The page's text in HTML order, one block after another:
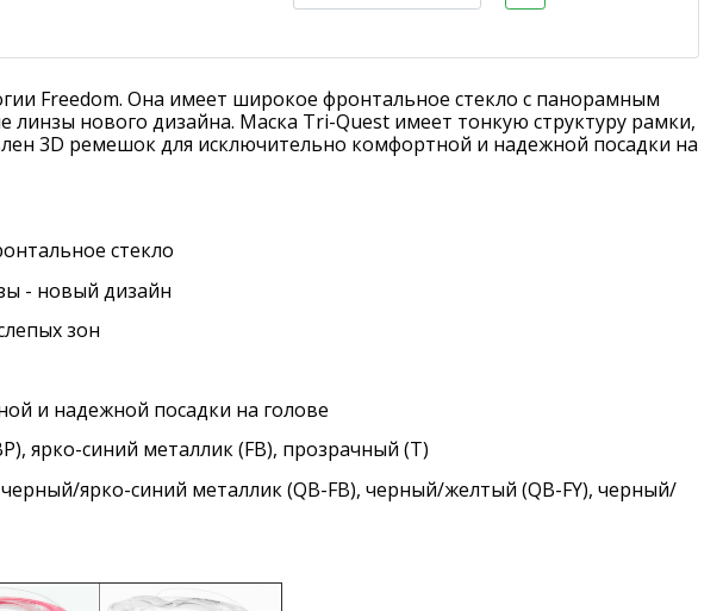
Freedom. Она имеет широкое фронтальное стекло с панорамным
нового дизайна. Маска Tri-Quest имеет тонкую структуру рамки,
3D ремешок для исключительно комфортной и надежной посадки на
стекло
- новый дизайн
зон
и надежной посадки на голове
ярко-синий металлик (FB), прозрачный (T)
ярко-синий металлик (QB-FB), черный/желтый (QB-FY), черный/